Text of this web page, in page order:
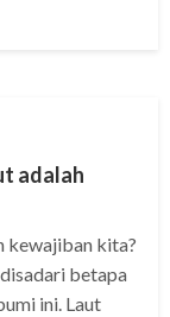
adalah
kewajiban kita?
betapa
ini. Laut